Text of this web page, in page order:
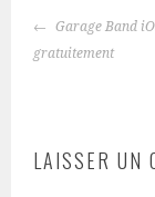
DES
Garage Band
gratuitement
LAISSER UN